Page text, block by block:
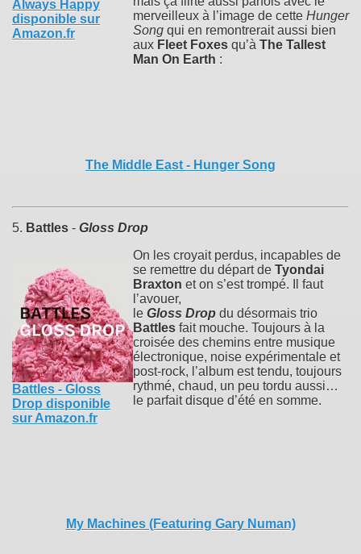
Always Happy
disponible sur
Amazon.fr
merveilleux à l’image de cette Hunger
Song qui en remontrerait aussi bien
aux Fleet Foxes qu’à The Tallest
Man On Earth :
The Middle East - Hunger Song
5. Battles - Gloss Drop
Battles - Gloss
Drop disponible
sur Amazon.fr
On les croyait perdus, incapables de
se remettre du départ de Tyondai
Braxton et on s’est trompé. Il faut
l’avouer,
le Gloss Drop du désormais trio
Battles fait mouche. Toujours à la
croisée des chemins entre musique
électronique, noise expérimentale et
post-rock, l’album est tendu, toujours
rythmé, chaud, un peu tordu aussi…
le parfait disque d’été en somme.
My Machines (Featuring Gary Numan)